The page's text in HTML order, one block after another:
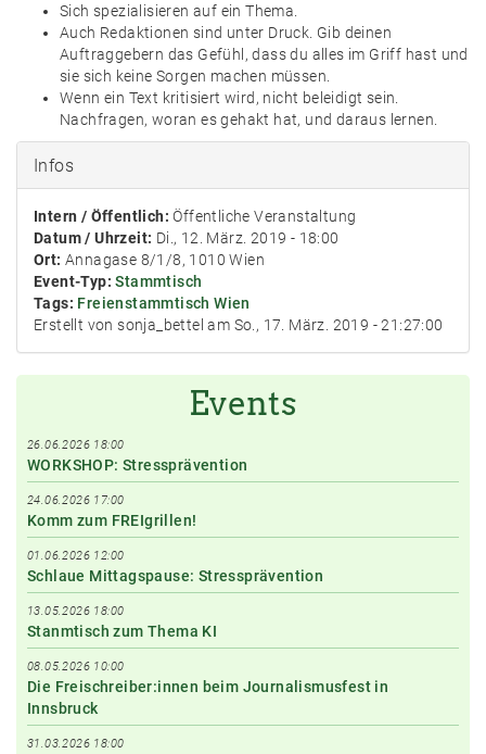
Sich spezialisieren auf ein Thema.
Auch Redaktionen sind unter Druck. Gib deinen
Auftraggebern das Gefühl, dass du alles im Griff hast und
sie sich keine Sorgen machen müssen.
Wenn ein Text kritisiert wird, nicht beleidigt sein.
Nachfragen, woran es gehakt hat, und daraus lernen.
Infos
Intern / Öffentlich:Öffentliche Veranstaltung
Datum / Uhrzeit: Di., 12. März. 2019 - 18:00
Ort: Annagase 8/1/8, 1010 Wien
Event-Typ:Stammtisch
Tags: Freienstammtisch Wien
Erstellt von sonja_bettel am So., 17. März. 2019 - 21:27:00
Events
26.06.2026 18:00
WORKSHOP: Stressprävention
24.06.2026 17:00
Komm zum FREIgrillen!
01.06.2026 12:00
Schlaue Mittagspause: Stressprävention
13.05.2026 18:00
Stanmtisch zum Thema KI
08.05.2026 10:00
Die Freischreiber:innen beim Journalismusfest in
Innsbruck
31.03.2026 18:00